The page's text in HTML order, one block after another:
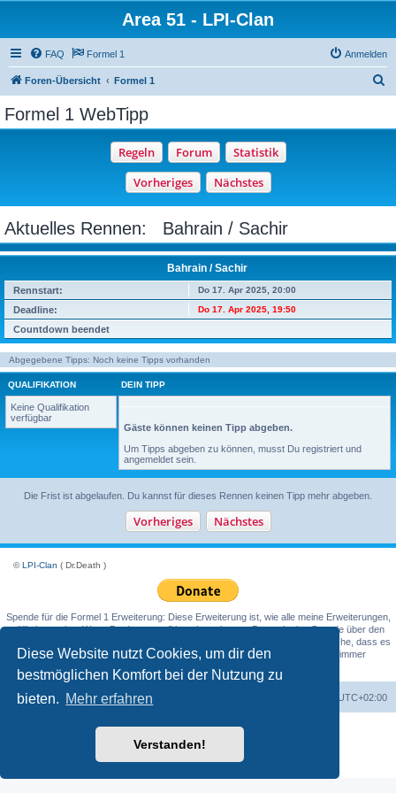
Diese Website nutzt Cookies, um dir den
bestmöglichen Komfort bei der Nutzung zu
bieten. Mehr erfahren
Verstanden!
Area 51 - LPI-Clan
FAQ Formel 1 Anmelden
Foren-Übersicht Formel 1
Formel 1 WebTipp
Aktuelles Rennen: Bahrain / Sachir
Bahrain / Sachir
Rennstart: Do 17. Apr 2025, 20:00
Deadline: Do 17. Apr 2025, 19:50
Countdown beendet
Abgegebene Tipps: Noch keine Tipps vorhanden
QUALIFIKATION
Keine Qualifikation
verfügbar
DEIN TIPP
Gäste können keinen Tipp abgeben.
Um Tipps abgeben zu können, musst Du registriert und
angemeldet sein.
Die Frist ist abgelaufen. Du kannst für dieses Rennen keinen Tipp mehr abgeben.
©LPI-Clan ( Dr.Death )
Spende für die Formel 1 Erweiterung: Diese Erweiterung ist, wie alle meine Erweiterungen,
völlig kostenlos. Wenn Du davon profitierst hast, kannst Du auch eine Spende über den
PayPal-Spendenbutton (Donate) tätigen. Ich würde es begrüßen. Ich verspreche, dass es
weder Spam noch Anfragen für weitere Spenden geben wird, obwohl sie immer
Foren-Übersicht UTC+02:00
Powered byphpBB® Forum Software © phpBB Limited
Deutsche Übersetzung durch
Datenschutz|Nutzungsbedingungen